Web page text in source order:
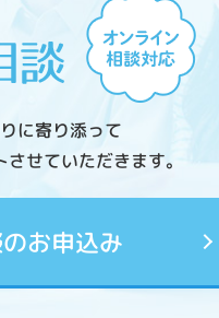
に寄り添って
せていただきます。
お申込み